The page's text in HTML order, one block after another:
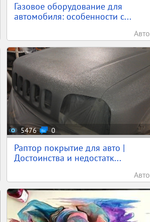
Газовое оборудование для
автомобиля: особенности с...
Авто
5476 0
Раптор покрытие для авто |
Достоинства и недостатк...
Авто